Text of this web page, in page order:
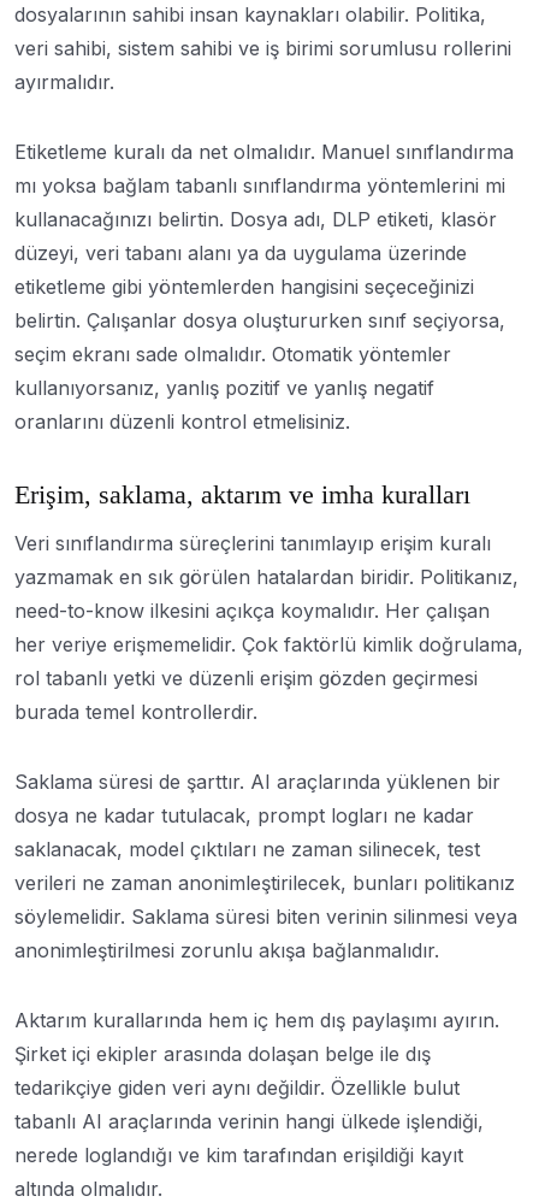
dosyalarının sahibi insan kaynakları olabilir. Politika,
veri sahibi, sistem sahibi ve iş birimi sorumlusu rollerini
ayırmalıdır.
Etiketleme kuralı da net olmalıdır. Manuel sınıflandırma
mı yoksa bağlam tabanlı sınıflandırma yöntemlerini mi
kullanacağınızı belirtin. Dosya adı, DLP etiketi, klasör
düzeyi, veri tabanı alanı ya da uygulama üzerinde
etiketleme gibi yöntemlerden hangisini seçeceğinizi
belirtin. Çalışanlar dosya oluştururken sınıf seçiyorsa,
seçim ekranı sade olmalıdır. Otomatik yöntemler
kullanıyorsanız, yanlış pozitif ve yanlış negatif
oranlarını düzenli kontrol etmelisiniz.
Erişim, saklama, aktarım ve imha kuralları
Veri sınıflandırma süreçlerini tanımlayıp erişim kuralı
yazmamak en sık görülen hatalardan biridir. Politikanız,
need-to-know ilkesini açıkça koymalıdır. Her çalışan
her veriye erişmemelidir. Çok faktörlü kimlik doğrulama,
rol tabanlı yetki ve düzenli erişim gözden geçirmesi
burada temel kontrollerdir.
Saklama süresi de şarttır. AI araçlarında yüklenen bir
dosya ne kadar tutulacak, prompt logları ne kadar
saklanacak, model çıktıları ne zaman silinecek, test
verileri ne zaman anonimleştirilecek, bunları politikanız
söylemelidir. Saklama süresi biten verinin silinmesi veya
anonimleştirilmesi zorunlu akışa bağlanmalıdır.
Aktarım kurallarında hem iç hem dış paylaşımı ayırın.
Şirket içi ekipler arasında dolaşan belge ile dış
tedarikçiye giden veri aynı değildir. Özellikle bulut
tabanlı AI araçlarında verinin hangi ülkede işlendiği,
nerede loglandığı ve kim tarafından erişildiği kayıt
altında olmalıdır.